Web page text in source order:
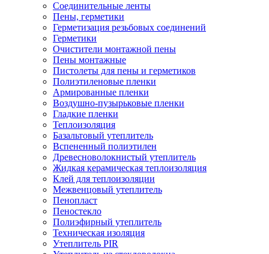
Соединительные ленты
Пены, герметики
Герметизация резьбовых соединений
Герметики
Очистители монтажной пены
Пены монтажные
Пистолеты для пены и герметиков
Полиэтиленовые пленки
Армированные пленки
Воздушно-пузырьковые пленки
Гладкие пленки
Теплоизоляция
Базальтовый утеплитель
Вспененный полиэтилен
Древесноволокнистый утеплитель
Жидкая керамическая теплоизоляция
Клей для теплоизоляции
Межвенцовый утеплитель
Пенопласт
Пеностекло
Полиэфирный утеплитель
Техническая изоляция
Утеплитель PIR